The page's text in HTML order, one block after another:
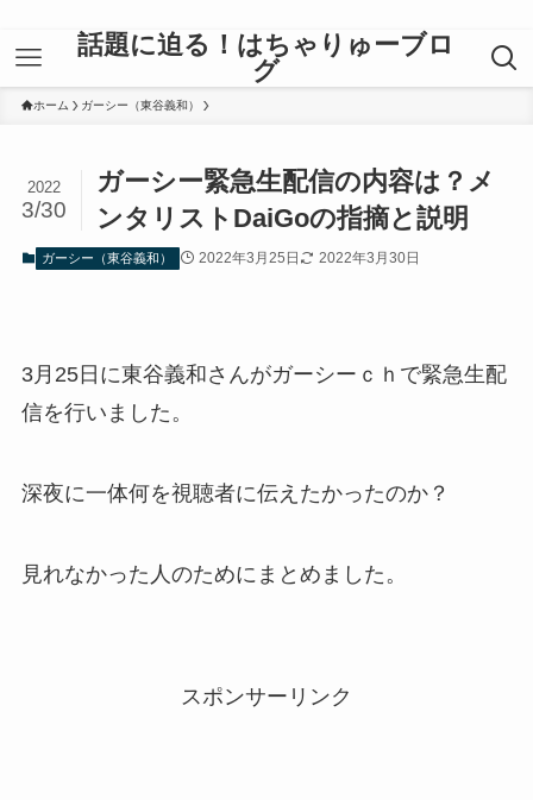
話題に迫る！はちゃりゅーブロ
グ
ホーム ガーシー（東谷義和）
ガーシー緊急生配信の内容は？メ
ンタリストDaiGoの指摘と説明
2022
3/30
ガーシー（東谷義和） 2022年3月25日 2022年3月30日
3月25日に東谷義和さんがガーシーｃｈで緊急生配
信を行いました。
深夜に一体何を視聴者に伝えたかったのか？
見れなかった人のためにまとめました。
スポンサーリンク